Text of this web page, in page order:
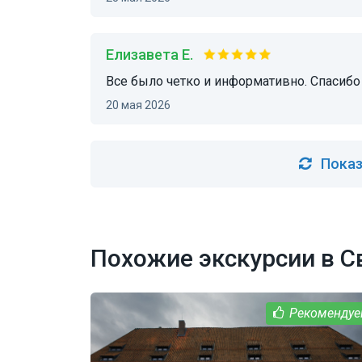
Елизавета Е.
Все было четко и информативно. Спасибо
20 мая 2026
Похожие экскурсии в